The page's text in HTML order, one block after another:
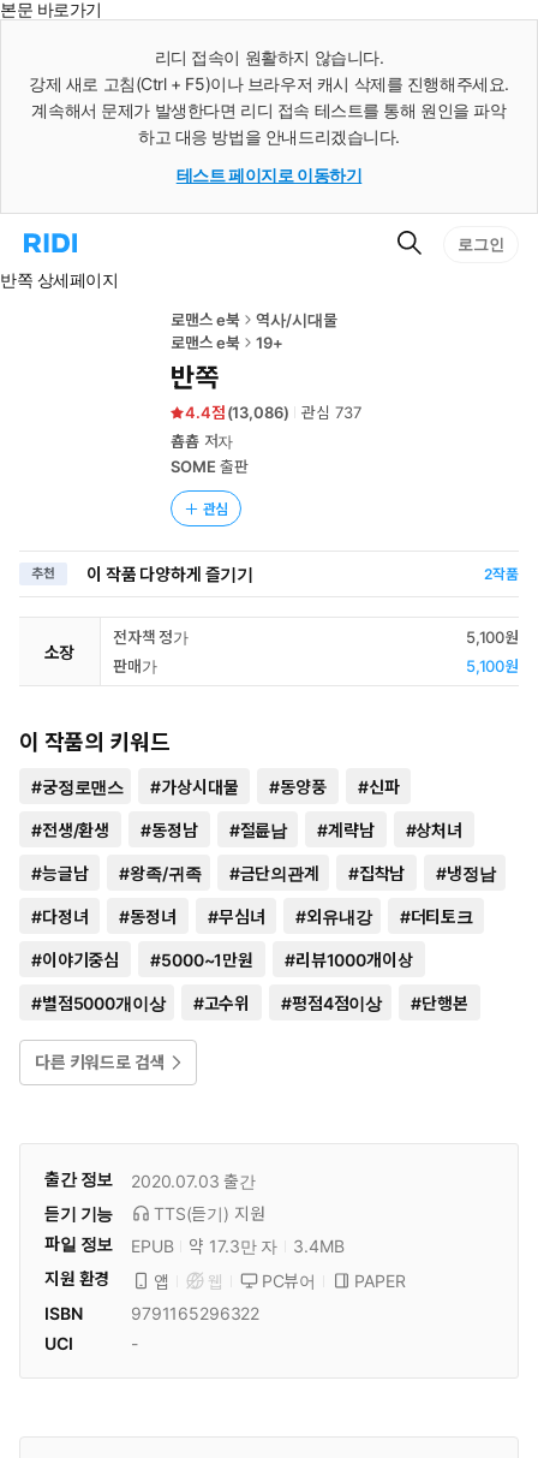
본문 바로가기
리디 접속이 원활하지 않습니다.
강제 새로 고침(Ctrl + F5)이나 브라우저 캐시 삭제를 진행해주세요.
계속해서 문제가 발생한다면 리디 접속 테스트를 통해 원인을 파악
하고 대응 방법을 안내드리겠습니다.
테스트 페이지로 이동하기
리
홈
검
로그인
반쪽 상세페이지
로맨스 e북
역사/시대물
로맨스 e북
19+
반쪽
4.4 (13,086) 관심737
춈춈저자
SOME 출판
관심
추천 이 작품 다양하게 즐기기 2작품
소장
전자책 정가
5,100원
판매가
5,100원
이 작품의 키워드
#궁정로맨스 #가상시대물 #동양풍 #신파
#전생/환생 #동정남 #절륜남 #계략남 #상처녀
#능글남 #왕족/귀족 #금단의관계 #집착남 #냉정남
#다정녀 #동정녀 #무심녀 #외유내강 #더티토크
#이야기중심 #5000~1만원 #리뷰1000개이상
#별점5000개이상 #고수위 #평점4점이상 #단행본
다른 키워드로 검색
출간 정보 2020.07.03 출간
듣기 기능
TTS(듣기) 지원
파일 정보
EPUB 약 17.3만 자
3.4MB
지원 환경
앱 웹 PC뷰어
PAPER
ISBN
9791165296322
UCI
-